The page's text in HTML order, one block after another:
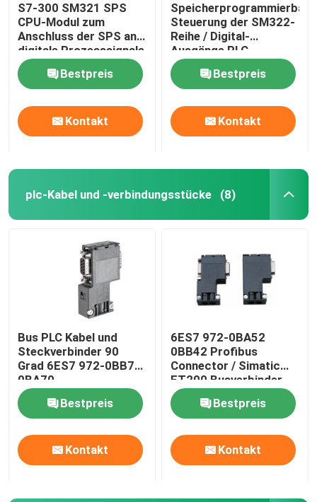
Produkte
Fabrik-Ausflug
Qualitätskontrolle
Treten Sie mit uns in Verbindung
Fordern Sie ein Zitat
Industrielle Automatisierungsprodukte
S7-300 SM321 SPS
CPU-Modul zum
Anschluss der SPS an
digitale Prozesssignale
Bestpreis
Kontakt
Speicherprogrammierbare
Steuerung der SM322-
Reihe / Digital-
Ausgänge PLC-
Stromversorgungs-
Modul
Bestpreis
Kontakt
plc-Kabel und -verbindungsstücke (8)
Bus PLC Kabel und
Steckverbinder 90
Grad 6ES7 972-0BB70
0BA70
Bestpreis
Kontakt
6ES7 972-0BA52
0BB42 Profibus
Connector / Simatic
ET200 Busverbinder
Bestpreis
Kontakt